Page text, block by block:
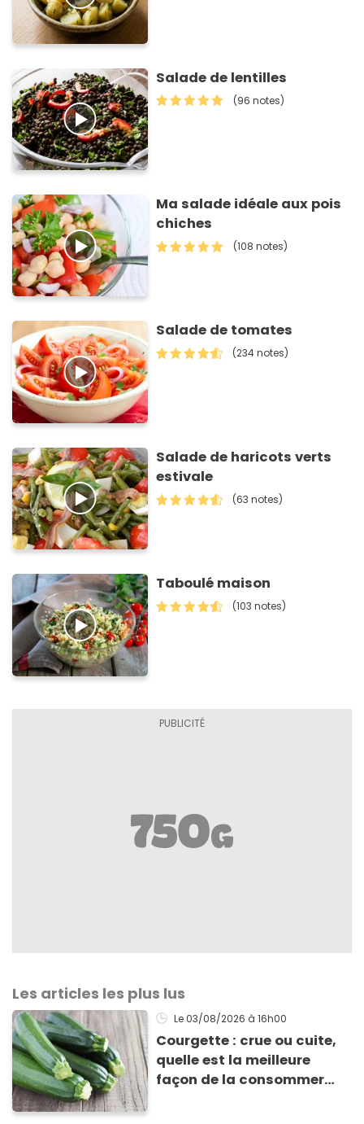
Salade de lentilles
(96 notes)
Ma salade idéale aux pois
chiches
(108 notes)
Salade de tomates
(234 notes)
Salade de haricots verts
estivale
(63 notes)
Taboulé maison
(103 notes)
Les articles les plus lus
Le 03/08/2026 à 16h00
Courgette : crue ou cuite,
quelle est la meilleure
façon de la consommer